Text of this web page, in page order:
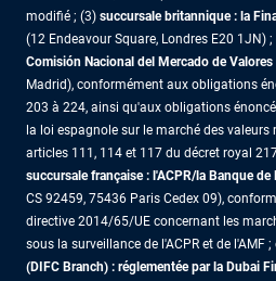
modifié ; (3) succursale britannique : la
(12 Endeavour Square, Londres E20 1JN) ;
Comisión Nacional del Mercado de Valores
Madrid), conformément aux obligations
203 à 224, ainsi qu'aux obligations
la loi espagnole sur le marché des valeurs
articles 111, 114 et 117 du décret royal
succursale française : l'ACPR/la Banque de
CS 92459, 75436 Paris Cedex 09),
directive 2014/65/UE concernant les
sous la surveillance de l'ACPR et de l'AMF ;
(DIFC Branch) : réglementée par la Dubai